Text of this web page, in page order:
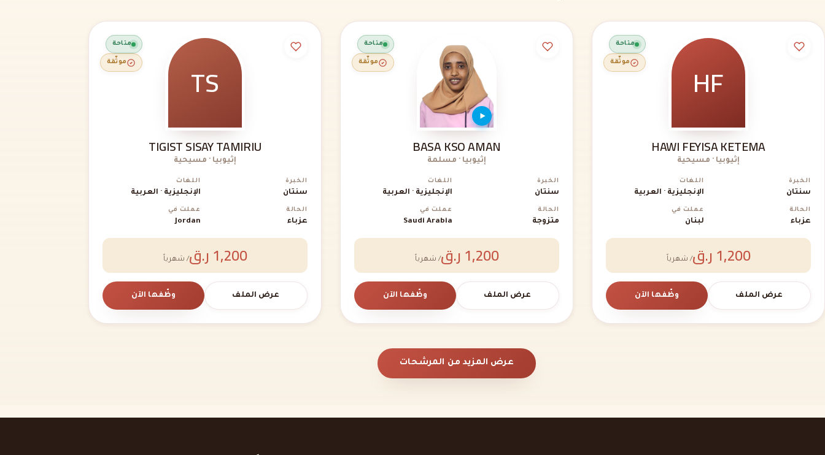
متاحة
موثّقة HF
HAWI FEYISA KETEMA
إثيوبيا · مسيحية
الخبرة
سنتان
اللغات
الإنجليزية · العربية
الحالة
عزباء
عملت في
لبنان
1,200 ر.ق / شهرياً
عرض الملف وظّفها الآن
متاحة
موثّقة
BASA KSO AMAN
إثيوبيا · مسلمة
الخبرة
سنتان
اللغات
الإنجليزية · العربية
الحالة
متزوجة
عملت في
Saudi Arabia
1,200 ر.ق / شهرياً
عرض الملف وظّفها الآن
متاحة
موثّقة TS
TIGIST SISAY TAMIRIU
إثيوبيا · مسيحية
الخبرة
سنتان
اللغات
الإنجليزية · العربية
الحالة
عزباء
عملت في
Jordan
1,200 ر.ق / شهرياً
عرض الملف وظّفها الآن
عرض المزيد من المرشحات